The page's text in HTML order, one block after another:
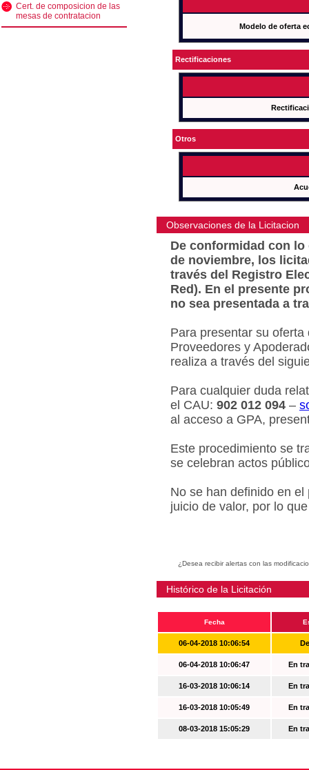
Cert. de composicion de las
mesas de contratacion
Modelo de oferta
Rectificaciones
Otros
Observaciones de la Licitacion
De conformidad con lo
de noviembre, los
través del Registro
Red). En el presente
no sea presentada a
Para presentar su
Proveedores y
realiza a través del
Para cualquier duda
el CAU: 902 012 094 –
al acceso a GPA,
Este procedimiento se
se celebran actos
No se han definido en
juicio de valor, por lo
¿Desea recibir alertas con las
Histórico de la Licitación
Fecha
06-04-2018 10:06:54
06-04-2018 10:06:47 En
16-03-2018 10:06:14 En
16-03-2018 10:05:49 En
08-03-2018 15:05:29 En